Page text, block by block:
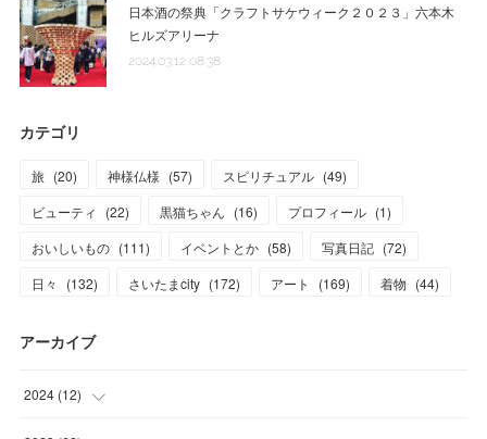
日本酒の祭典「クラフトサケウィーク２０２３」六本木
ヒルズアリーナ
2024.03.12 08:38
カテゴリ
旅 (20) 神様仏様 (57) スピリチュアル (49)
ビューティ
(22) 黒猫ちゃん (16) プロフィール (1)
おいしいもの (111) イベントとか (58) 写真日記 (72)
日々
(132) さいたまcity (172) アート (169) 着物 (44)
アーカイブ
2024 (12)